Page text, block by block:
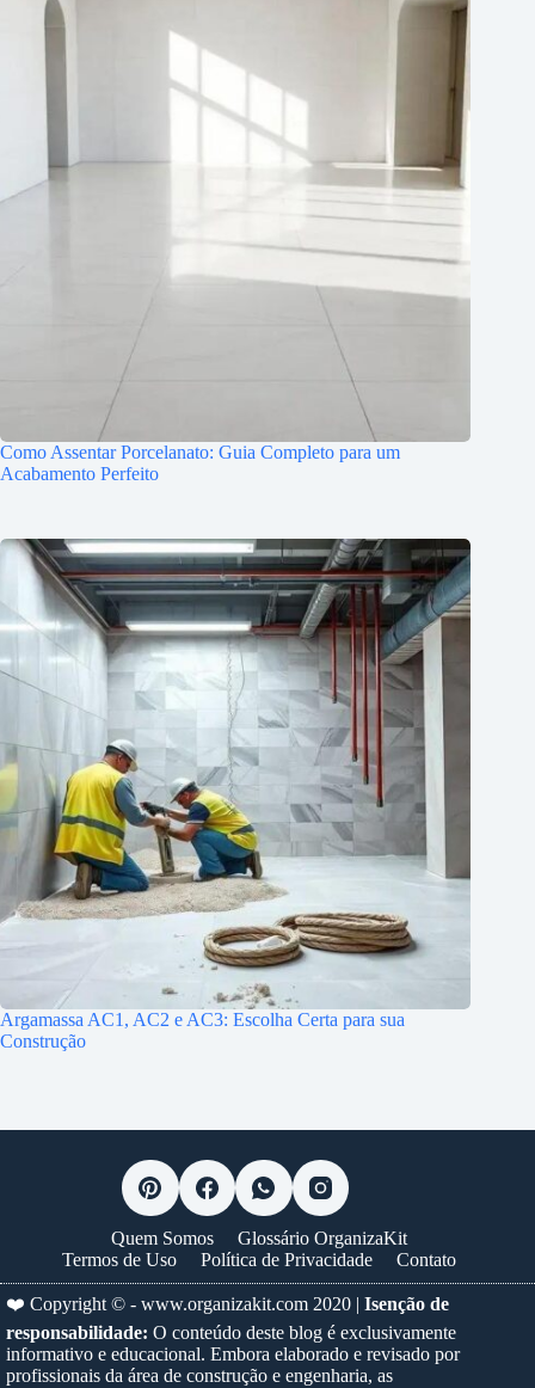
Como Assentar Porcelanato: Guia Completo para um
Acabamento Perfeito
Argamassa AC1, AC2 e AC3: Escolha Certa para sua
Construção
Quem Somos
Glossário OrganizaKit
Termos de Uso
Política de Privacidade Contato
❤️ Copyright © - www.organizakit.com 2020 | Isenção de
responsabilidade: O conteúdo deste blog é exclusivamente
informativo e educacional. Embora elaborado e revisado por
profissionais da área de construção e engenharia, as